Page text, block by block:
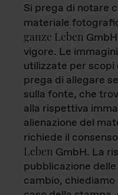
Si prega di notare
materiale
ganze Leben
vigore. Le
utilizzate per
prega di allegare
sulla fonte, che
alla rispettiva
alienazione del
richiede il
Leben GmbH. La
pubblicazione
cambio, chiediamo